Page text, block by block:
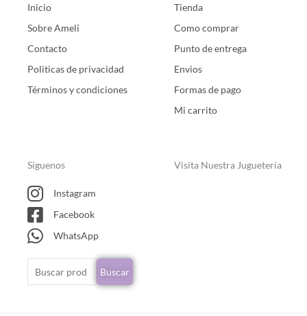
Inicio
Sobre Ameli
Contacto
Politicas de privacidad
Términos y condiciones
Tienda
Como comprar
Punto de entrega
Envios
Formas de pago
Mi carrito
Síguenos
Instagram
Facebook
WhatsApp
Buscar
por:
Buscar
Visita Nuestra Juguetería